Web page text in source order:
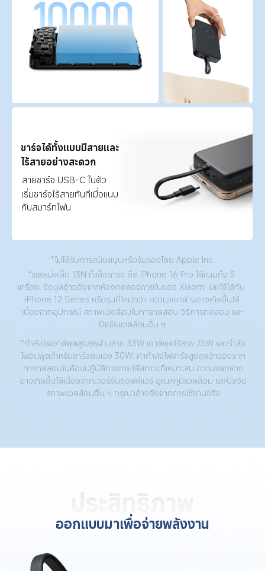
ชาร์จได้ทั้งแบบมีสายและ
ไร้สายอย่างสะดวก
สายชาร์จ USB-C ในตัว
เริ่มชาร์จไร้สายทันทีเมื่อแนบ
กับสมาร์ทโฟน
*ไม่ได้รับการสนับสนุนหรือรับรองโดย Apple Inc.
*แรงแม่เหล็ก 13N ที่แข็งแกร่ง ยึด iPhone 16 Pro ได้แน่นถึง 5
เครื่อง: ข้อมูลอ้างอิงจากห้องทดลองภายในของ Xiaomi และใช้ได้กับ
iPhone 12 Series หรือรุ่นที่ใหม่กว่า ความแตกต่างอาจเกิดขึ้นได้
เนื่องจากอุปกรณ์ สภาพแวดล้อมในการทดสอบ วิธีการทดสอบ และ
ปัจจัยแวดล้อมอื่น ๆ
*กำลังไฟเอาต์พุตสูงสุดผ่านสาย 33W เอาต์พุตไร้สาย 7.5W และกำลัง
ไฟอินพุตสำหรับชาร์จตนเอง 30W: ค่ากำลังไฟชาร์จสูงสุดอ้างอิงจาก
การทดสอบในห้องปฏิบัติการภายใต้สภาวะที่เหมาะสม ความแตกต่าง
อาจเกิดขึ้นได้เนื่องจากเวอร์ชันซอฟต์แวร์ อุณหภูมิแวดล้อม และปัจจัย
สภาพแวดล้อมอื่น ๆ กรุณาอ้างอิงจากการใช้งานจริง
ออกแบบมาเพื่อจ่ายพลังงาน